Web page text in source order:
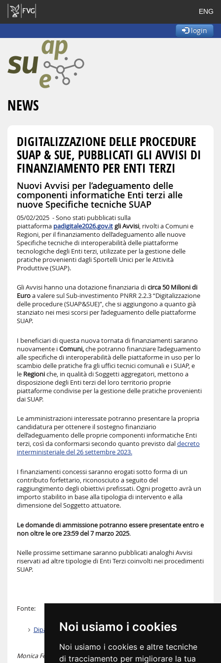
Noi usiamo i cookies
Noi usiamo i cookies e altre tecniche
di tracciamento per migliorare la tua
ENG
login
NEWS
DIGITALIZZAZIONE DELLE PROCEDURE
SUAP & SUE, PUBBLICATI GLI AVVISI DI
FINANZIAMENTO PER ENTI TERZI
Nuovi Avvisi per l’adeguamento delle
componenti informatiche Enti terzi alle
nuove Specifiche tecniche SUAP
05/02/2025 -Sono stati pubblicati sulla
piattaforma padigitale2026.gov.itgli Avvisi, rivolti a Comuni e
Regioni, per il finanziamento dell’adeguamento alle nuove
Specifiche tecniche di interoperabilità delle piattaforme
tecnologiche degli Enti terzi, utilizzate per la gestione delle
pratiche provenienti dagli Sportelli Unici per le Attività
Produttive (SUAP).
Gli Avvisi hanno una dotazione finanziaria dicirca 50 Milioni di
Euroa valere sul Sub-investimento PNRR 2.2.3 “Digitalizzazione
delle procedure (SUAP&SUE)”, che si aggiungono a quanto già
stanziato nei mesi scorsi per l’adeguamento delle piattaforme
SUAP.
I beneficiari di questa nuova tornata di finanziamenti saranno
nuovamente iComuni,che potranno finanziare l’adeguamento
alle specifiche di interoperabilità delle piattaforme in uso per lo
scambio delle pratiche fra gli uffici tecnici comunali e i SUAP, e
le Regioniche, in qualità di Soggetti aggregatori, mettono a
disposizione degli Enti terzi del loro territorio proprie
piattaforme condivise per la gestione delle pratiche provenienti
dai SUAP.
Le amministrazioni interessate potranno presentare la propria
candidatura per ottenere il sostegno finanziario
dell’adeguamento delle proprie componenti informatiche Enti
terzi, così da conformarsi secondo quanto previsto daldecreto
interministeriale del 26 settembre 2023.
I finanziamenti concessi saranno erogati sotto forma di un
contributo forfettario, riconosciuto a seguito del
raggiungimento degli obiettivi prefissati. Ogni progetto avrà un
importo stabilito in base alla tipologia di intervento e alla
dimensione del Soggetto attuatore.
Le domande di ammissione potranno essere presentate entro e
non oltre le ore 23:59 del 7 marzo 2025.
Nelle prossime settimane saranno pubblicati analoghi Avvisi
riservati ad altre tipologie di Enti Terzi coinvolti nei procedimenti
SUAP.
Fonte:
Dipartimento della funzione pubblica
Monica Feletig Ultimo aggiornamento: 05/02/2025